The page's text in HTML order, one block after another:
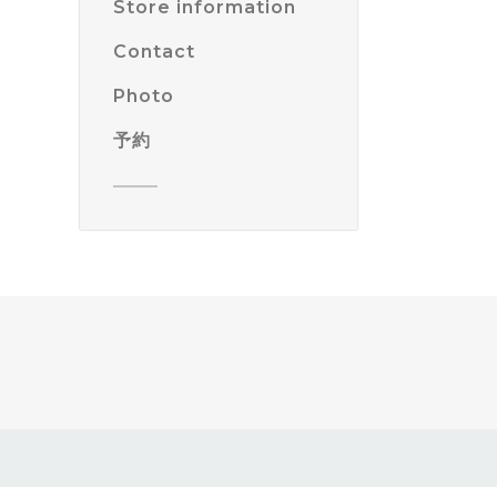
Store information
Contact
Photo
予約